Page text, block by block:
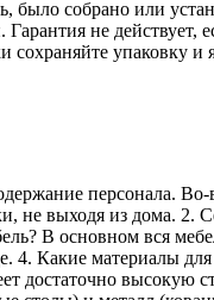
было собрано или
не действует,
сохраняйте упаковку
персонала.
не выходя из дома. 2.
В основном вся
4. Какие материалы
достаточно высокую